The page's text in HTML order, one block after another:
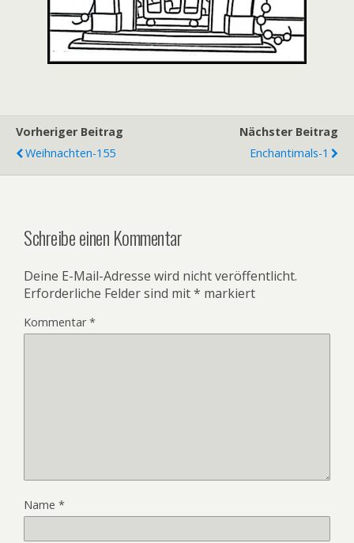
Vorheriger Beitrag
Weihnachten-155
Nächster Beitrag
Enchantimals-1
Schreibe einen Kommentar
Deine E-Mail-Adresse wird nicht veröffentlicht.
Erforderliche Felder sind mit* markiert
Kommentar*
Name *